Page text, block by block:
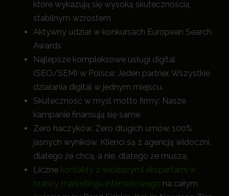
które wykazują się wysoką skutecznością,
stabilnym wzrostem
Aktywny udział w konkursach European Search
Awards
Najlepsze kompleksowe usługi digital
(SEO/SEM) w Polsce: Jeden partner. Wszystkie
działania digital w jednym miejscu.
Skuteczność w myśl motto firmy: Nasze
kampanie finansują się same
Zero haczyków. Zero długich umów. 100%
jasnych wyników. Klienci są z agencją widoczni,
dlatego że chcą, a nie, dlatego że muszą.
Liczne kontakty z wiodącymi ekspertami w
branży marketingu internetowego na całym